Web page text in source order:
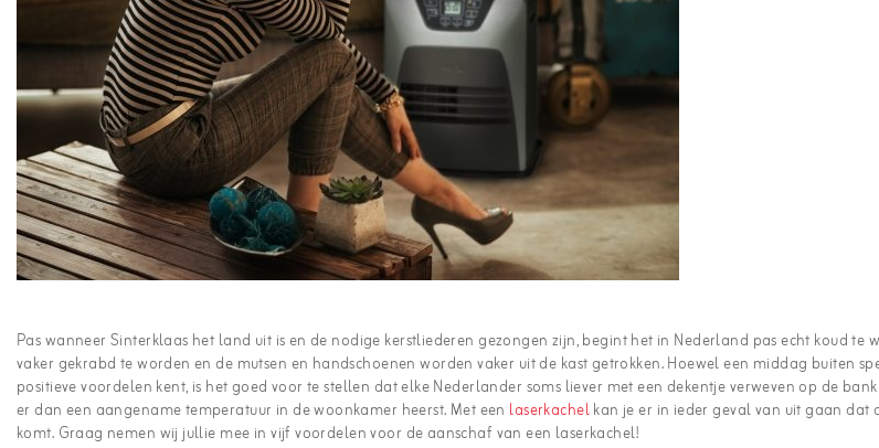
Pas wanneer Sinterklaas het land uit is en de nodige kerstliederen gezongen zijn, begint het in Nederland pas echt koud te
vaker gekrabd te worden en de mutsen en handschoenen worden vaker uit de kast getrokken. Hoewel een middag buiten
positieve voordelen kent, is het goed voor te stellen dat elke Nederlander soms liever met een dekentje verweven op de
er dan een aangename temperatuur in de woonkamer heerst. Met een laserkachelkan je er in ieder geval van uit gaan dat
komt. Graag nemen wij jullie mee in vijf voordelen voor de aanschaf van een laserkachel!